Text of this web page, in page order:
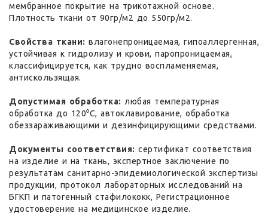
мембранное покрытие на трикотажной основе.
Плотность ткани от 90гр/м2 до 550гр/м2.
Свойства ткани: влагонепроницаемая, гипоаллергенная,
устойчивая к гидролизу и крови, паропроницаемая,
классифицируется, как трудно воспламеняемая,
антискользящая.
Допустимая обработка: любая температурная
обработка до 120⁰С, автоклавирование, обработка
обеззараживающими и дезинфицирующими средствами.
Документы соответствия: сертификат соответствия
на изделие и на ткань, экспертное заключение по
результатам санитарно-эпидемиологической экспертизы
продукции, протокол лабораторных исследований на
БГКП и патогенный стафилококк, Регистрационное
удостоверение на медицинское изделие.